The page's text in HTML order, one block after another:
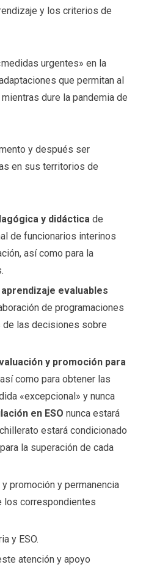
y los criterios de
urgentes» en la
que permitan al
dure la pandemia de
y después ser
en sus territorios de
y didáctica de
de funcionarios interinos
así como para la
evaluables
de programaciones
de las decisiones sobre
y promoción para
así como para obtener las
«excepcional» y nunca
en ESO nunca estará
estará condicionado
la superación de cada
promoción y permanencia
los correspondientes
y ESO.
atención y apoyo